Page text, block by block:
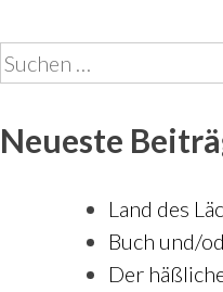
Suchen
nach:
Neueste
Land des
Buch und/
Der